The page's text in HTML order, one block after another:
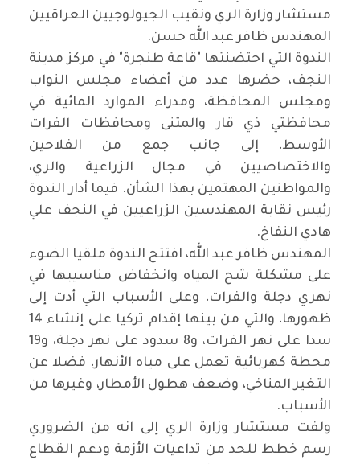
مستشار وزارة الري ونقيب الجيولوجيين العراقيين
المهندس ظافر عبد الله حسن.
الندوة التي احتضنتها "قاعة طنجرة" في مركز مدينة
النجف، حضرها عدد من أعضاء مجلس النواب
ومجلس المحافظة، ومدراء الموارد المائية في
محافظتي ذي قار والمثنى ومحافظات الفرات
الأوسط، إلى جانب جمع من الفلاحين
والاختصاصيين في مجال الزراعية والري،
والمواطنين المهتمين بهذا الشأن. فيما أدار الندوة
رئيس نقابة المهندسين الزراعيين في النجف علي
هادي النفاخ.
المهندس ظافر عبد الله، افتتح الندوة ملقيا الضوء
على مشكلة شح المياه وانخفاض مناسيبها في
نهري دجلة والفرات، وعلى الأسباب التي أدت إلى
ظهورها، والتي من بينها إقدام تركيا على إنشاء 14
سدا على نهر الفرات، و8 سدود على نهر دجلة، و19
محطة كهربائية تعمل على مياه الأنهار، فضلا عن
التغير المناخي، وضعف هطول الأمطار، وغيرها من
الأسباب.
ولفت مستشار وزارة الري إلى انه من الضروري
رسم خطط للحد من تداعيات الأزمة ودعم القطاع